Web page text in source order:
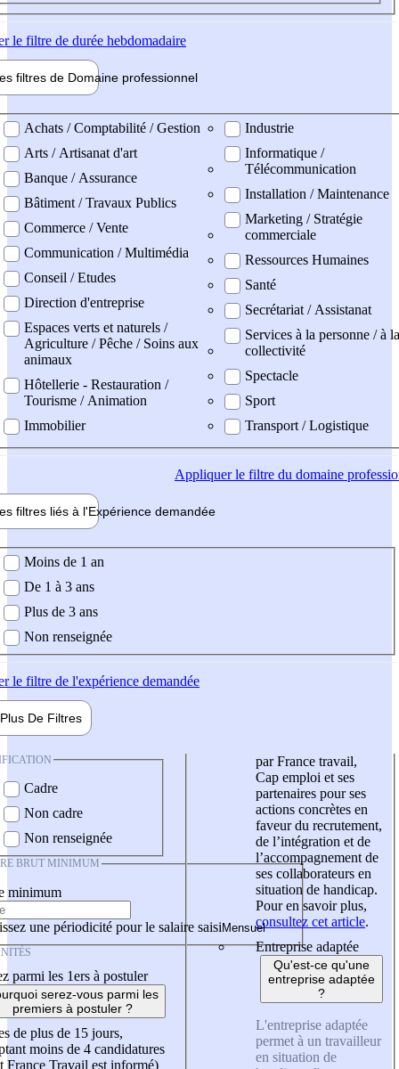
le filtre de durée hebdomadaire
filtres de Domaine professionnel
professionel
Achats / Comptabilité / Gestion
Arts / Artisanat d'art
Banque / Assurance
Bâtiment / Travaux Publics
Commerce / Vente
Communication / Multimédia
Conseil / Etudes
Direction d'entreprise
Espaces verts et naturels /
Agriculture / Pêche / Soins aux
animaux
Hôtellerie - Restauration /
Tourisme / Animation
Immobilier
Industrie
Informatique /
Télécommunication
Installation / Maintenance
Marketing / Stratégie
commerciale
Ressources Humaines
Santé
Secrétariat / Assistanat
Services à la personne / à la
collectivité
Spectacle
Sport
Transport / Logistique
Appliquerle filtre du domaine
filtres liés à l'Expérience demandée
demandée
Moins de 1 an
De 1 à 3 ans
Plus de 3 ans
Non renseignée
le filtre de l'expérience demandée
Plus De Filtres
Cadre
Non cadre
Non renseignée
BRUT MINIMUM
minimum
une périodicité pour le salaire saisi
parmi les 1ers à postuler
serez-vous parmi les
premiers à postuler ?
de plus de 15 jours,
moins de 4 candidatures
France Travail est informé)
par France travail,
Cap emploi et ses
partenaires pour ses
actions concrètes en
faveur du recrutement,
de l’intégration et de
l’accompagnement de
ses collaborateurs en
situation de handicap.
Pour en savoir plus,
consultez cet article.
Entreprise adaptée
Qu'est-ce qu'une
entreprise adaptée
?
L'entreprise adaptée
permet à un travailleur
en situation de